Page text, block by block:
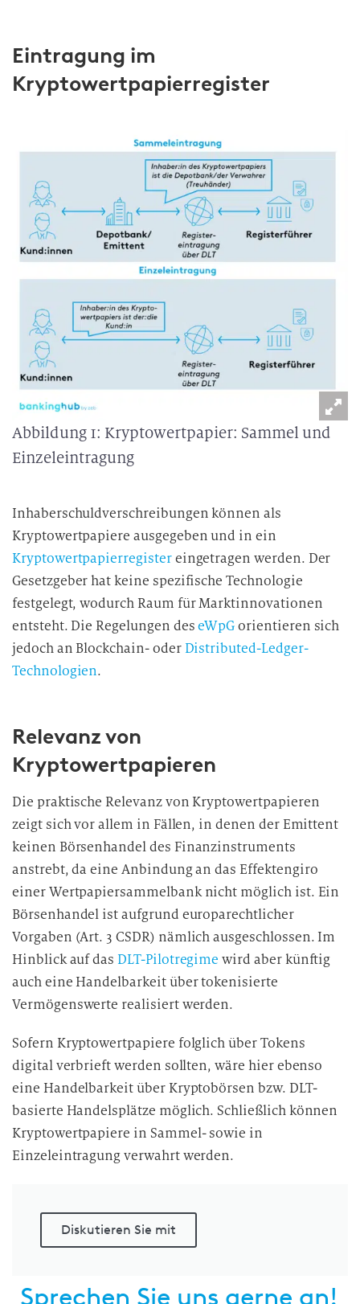
Eintragung im
Kryptowertpapierregister
Abbildung 1: Kryptowertpapier: Sammel und
Einzeleintragung
Inhaberschuldverschreibungen können als
Kryptowertpapiere ausgegeben und in ein
Kryptowertpapierregistereingetragen werden. Der
Gesetzgeber hat keine spezifische Technologie
festgelegt, wodurch Raum für Marktinnovationen
entsteht. Die Regelungen deseWpGorientieren sich
jedoch an Blockchain- oderDistributed-Ledger-
Technologien.
Relevanz von
Kryptowertpapieren
Die praktische Relevanz von Kryptowertpapieren
zeigt sich vor allem in Fällen, in denen der Emittent
keinen Börsenhandel des Finanzinstruments
anstrebt, da eine Anbindung an das Effektengiro
einer Wertpapiersammelbank nicht möglich ist. Ein
Börsenhandel ist aufgrund europarechtlicher
Vorgaben (Art. 3 CSDR) nämlich ausgeschlossen. Im
Hinblick auf dasDLT-Pilotregime wird aber künftig
auch eine Handelbarkeit über tokenisierte
Vermögenswerte realisiert werden.
Sofern Kryptowertpapiere folglich über Tokens
digital verbrieft werden sollten, wäre hier ebenso
eine Handelbarkeit über Kryptobörsen bzw. DLT-
basierte Handelsplätze möglich. Schließlich können
Kryptowertpapiere in Sammel- sowie in
Einzeleintragung verwahrt werden.
Diskutieren Sie mit
Sprechen Sie uns gerne an!